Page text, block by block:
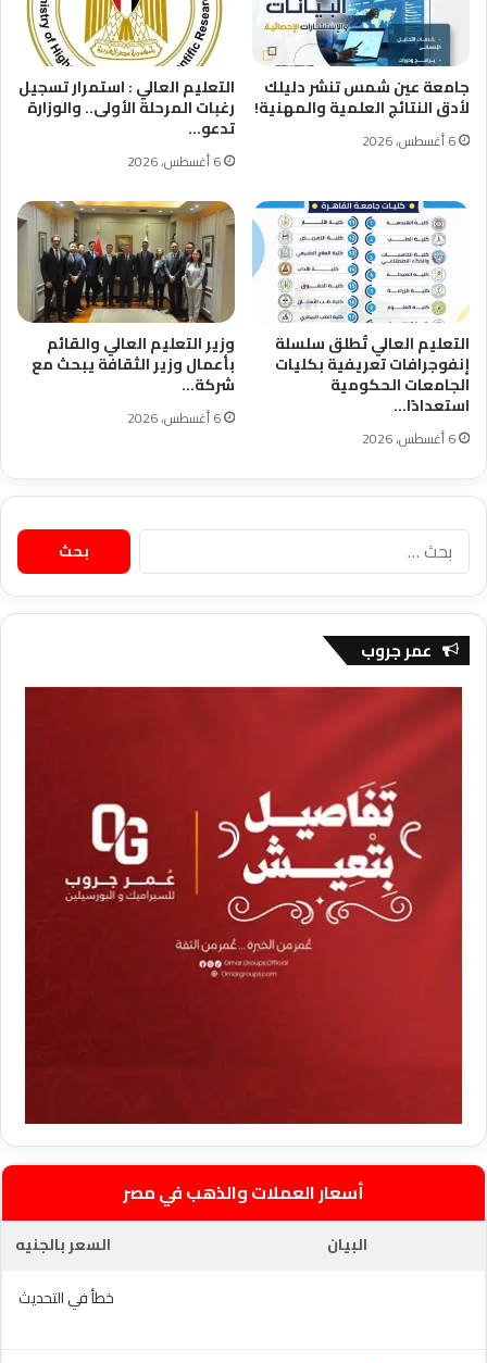
جامعة عين شمس تنشر دليلك
لأدق النتائج العلمية والمهنية!
6 أغسطس، 2026
التعليم العالي : استمرار تسجيل
رغبات المرحلة الأولى.. والوزارة
تدعو…
6 أغسطس، 2026
التعليم العالي تُطلق سلسلة
إنفوجرافات تعريفية بكليات
الجامعات الحكومية
استعدادًا…
6 أغسطس، 2026
وزير التعليم العالي والقائم
بأعمال وزير الثقافة يبحث مع
شركة…
6 أغسطس، 2026
البحث
عن:
عمر جروب
أسعار العملات والذهب في مصر
البيان
السعر بالجنيه
خطأ في التحديث